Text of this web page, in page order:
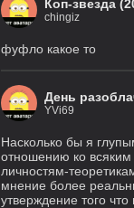
Коп-звезда
chingiz
фуфло какое то
День
YVi69
Насколько бы я
отношению ко
личностям-
мнение более
утверждение того что